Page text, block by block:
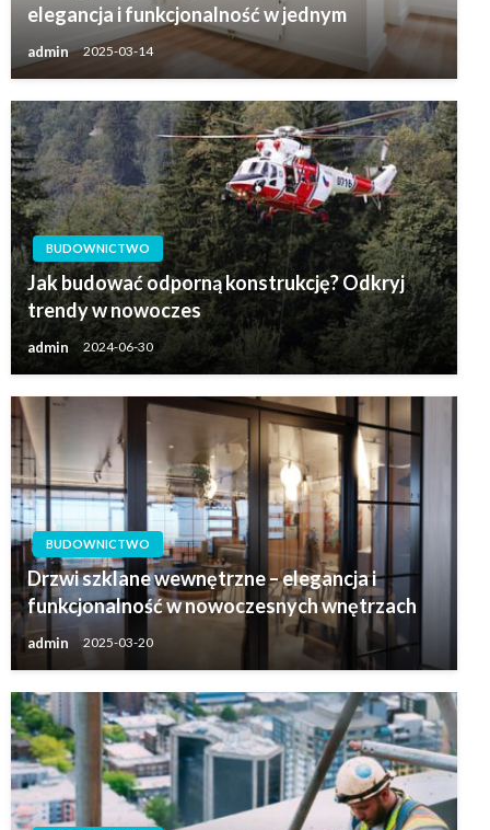
elegancja i funkcjonalność w jednym
admin 2025-03-14
BUDOWNICTWO
Jak budować odporną konstrukcję? Odkryj
trendy w nowoczes
admin 2024-06-30
BUDOWNICTWO
Drzwi szklane wewnętrzne – elegancja i
funkcjonalność w nowoczesnych wnętrzach
admin 2025-03-20